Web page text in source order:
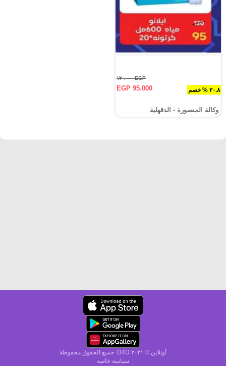
٢٠.٨ % خصم
EGP ١٢٠.٠٠٠
EGP 95.000
وكالة المنصورة - الدقهلية‎
أونلاين © ۲۰٢١ D4D. جميع الحقوق محفوظة
سياسة خاصة